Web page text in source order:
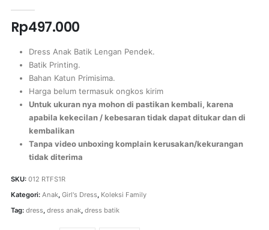
Rp497.000
Dress Anak Batik Lengan Pendek.
Batik Printing.
Bahan Katun Primisima.
Harga belum termasuk ongkos kirim
Untuk ukuran nya mohon di pastikan kembali, karena
apabila kekecilan / kebesaran tidak dapat ditukar dan di
kembalikan
Tanpa video unboxing komplain kerusakan/kekurangan
tidak diterima
SKU: 012 RTFS1R
Kategori: Anak, Girl's Dress, Koleksi Family
Tag: dress, dress anak, dress batik